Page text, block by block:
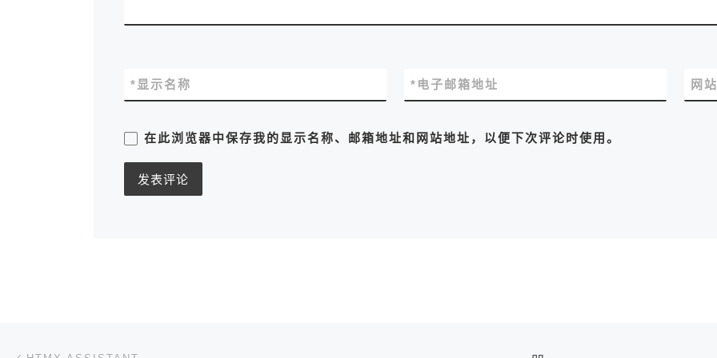
显示名称
* 电子邮箱地址
* 网
在此浏览器中保存我的显示名称、邮箱地址和网站地址，以便下次评论时使用。
文章导航